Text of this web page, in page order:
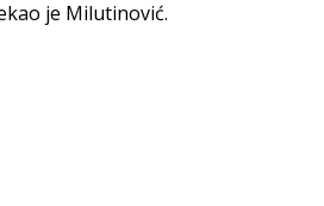
je Milutinović.